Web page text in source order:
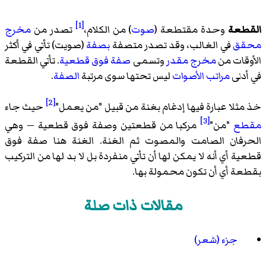
القطعة وحدة مقتطعة (صوت) من الكلام،[1] تصدر من مخرج
محققفي الغالب، وقد تصدر متصفةبصفة(صويت) تأتي في أكثر
الأوقات منمخرج مقدر وتسمى صفة فوق قطعية. تأتي القطعة
في أدنىمراتب الأصواتليس تحتها سوى مرتبةالصفة.
خذ مثلا عبارة فيهاإدغام بغنةمن قبيل "من يعمل"[2]
حيث جاء
مقطع "من"[3]
مركبا من قطعتين وصفة فوق قطعية — وهي
الحرفان الصامت والمصوت ثم الغنة. الغنة هنا صفة فوق
قطعية أي أنه لا يمكن لها أن تأتي منفردة بل لا بد لها من التركيب
بقطعة أي أن تكون محمولة بها.
مقالات ذات صلة
جزء (شعر)